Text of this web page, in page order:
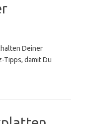
Deiner
Tipps, damit Du